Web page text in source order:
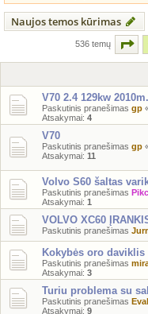
Naujos temos kūrimas
536 temų
V70 2.4 129kw 2010m.
Paskutinis pranešimas gp
Atsakymai: 4
V70
Paskutinis pranešimas gp
Atsakymai: 11
Volvo S60 šaltas
Paskutinis pranešimas
Atsakymai: 1
VOLVO XC60
Paskutinis pranešimas
Kokybės oro daviklis
Paskutinis pranešimas
Atsakymai: 3
Turiu problema su
Paskutinis pranešimas
Atsakymai: 9